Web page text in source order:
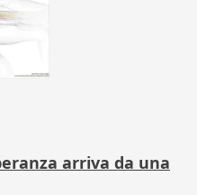
arriva da una